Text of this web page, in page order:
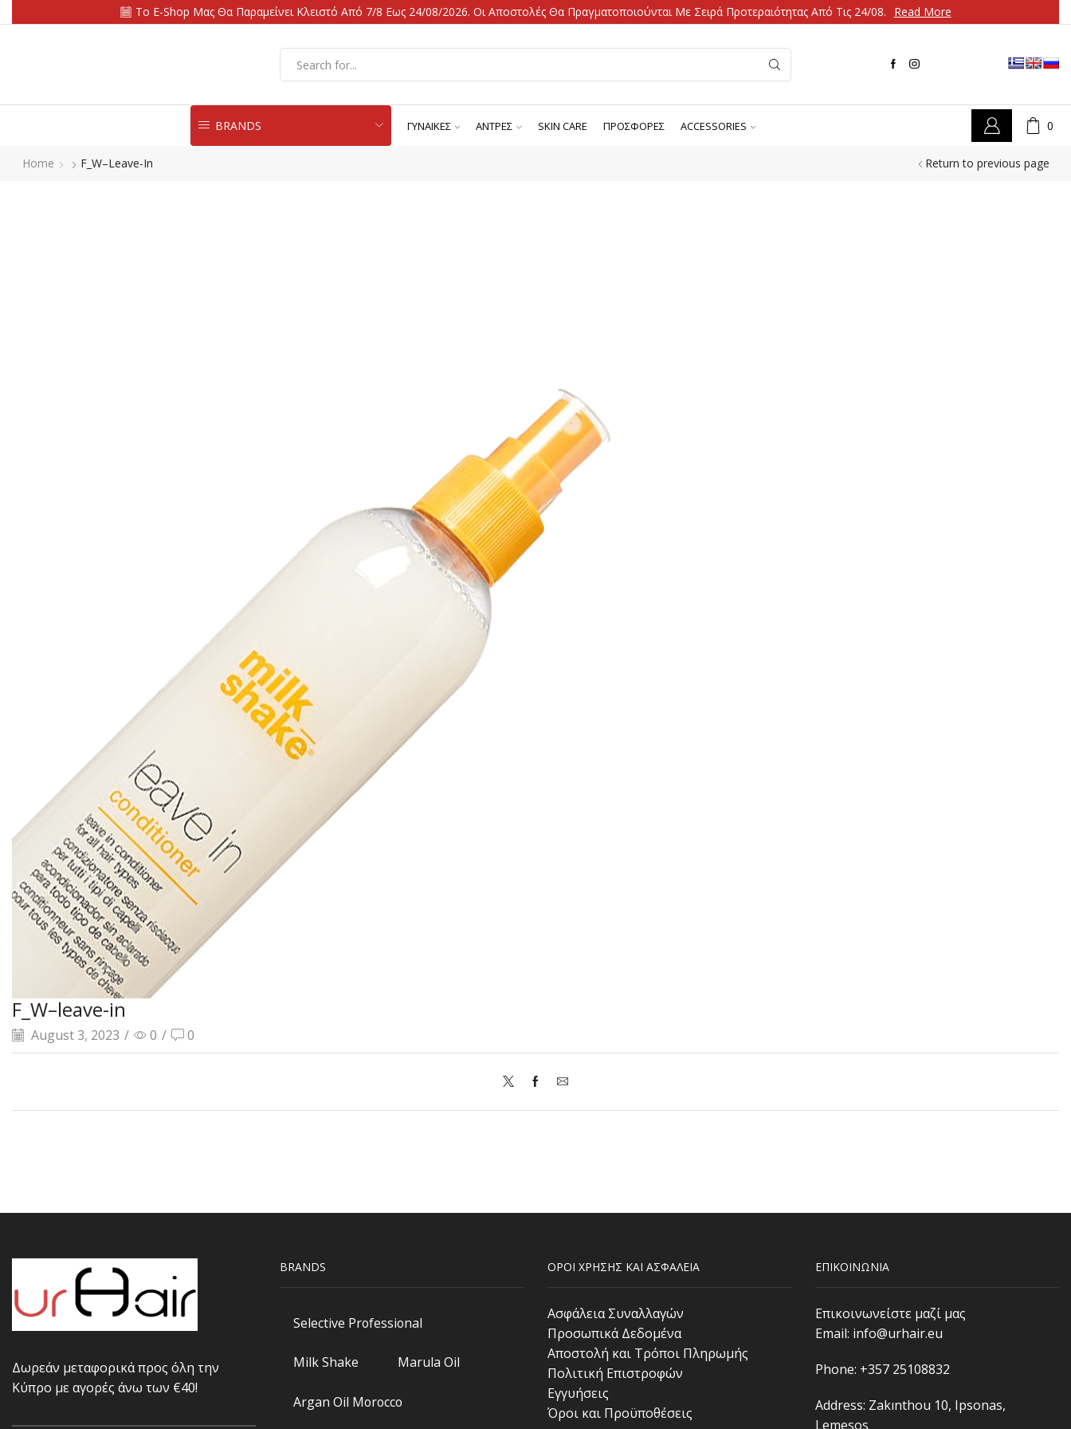
Το E-Shop Μας Θα Παραμείνει Κλειστό Από 7/8 Εως 24/08/2026. Οι Αποστολές Θα Πραγματοποιούνται Με Σειρά Προτεραιότητας Από Τις 24/08. Read More
BRANDS ΓΥΝΑΙΚΕΣ ΑΝΤΡΕΣ SKIN CARE ΠΡΟΣΦΟΡΕΣ ACCESSORIES 0
Return to previous page
Home F_W–Leave-In
F_W–leave-in
August 3, 2023 / 0 / 0
Δωρεάν μεταφορικά προς όλη την
Κύπρο με αγορές άνω των €40!
BRANDS
Selective Professional
Milk Shake Marula Oil
Argan Oil Morocco
ΟΡΟΙ ΧΡΗΣΗΣ ΚΑΙ ΑΣΦΑΛΕΙΑ
Ασφάλεια Συναλλαγών
Προσωπικά Δεδομένα
Αποστολή και Τρόποι Πληρωμής
Πολιτική Επιστροφών
Εγγυήσεις
Όροι και Προϋποθέσεις
ΕΠΙΚΟΙΝΩΝΙΑ
Επικοινωνείστε μαζί μας
Email: info@urhair.eu
Phone: +357 25108832
Address: Zakınthou 10, Ipsonas,
Lemesos